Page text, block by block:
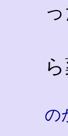
の